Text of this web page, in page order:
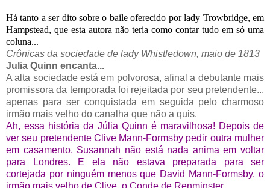
Há tanto a ser dito sobre o baile oferecido por lady Trowbridge, em
Hampstead, que esta autora não teria como contar tudo em só uma
coluna...
Crônicas da sociedade de lady Whistledown, maio de 1813
Julia Quinn encanta...
A alta sociedade está em polvorosa, afinal a debutante mais
promissora da temporada foi rejeitada por seu pretendente...
apenas para ser conquistada em seguida pelo charmoso
irmão mais velho do canalha que não a quis.
Ah, essa história da Júlia Quinn é maravilhosa! Depois de
ver seu pretendente Clive Mann-Formsby pedir outra mulher
em casamento, Susannah não está nada anima em voltar
para Londres. E ela não estava preparada para ser
cortejada por ninguém menos que David Mann-Formsby, o
irmão mais velho de Clive, o Conde de Renminster.